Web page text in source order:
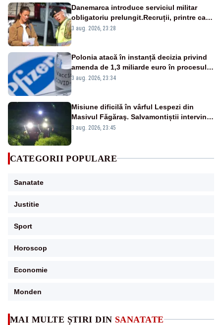
MAI MULTE ȘTIRI DIN SANATATE
Danemarca introduce serviciul militar
obligatoriu prelungit.Recruții, printre care
și prințesa Isabella, vor face 11 luni de
3 aug. 2026, 23:28
Polonia atacă în instanță decizia privind
amenda de 1,3 miliarde euro în procesul
cu Pfizer
3 aug. 2026, 23:34
Misiune dificilă în vârful Lespezi din
Masivul Făgăraş. Salvamontiștii intervin
pentru recuperarea a doi tineri
3 aug. 2026, 23:45
CATEGORII POPULARE
Sanatate
Justitie
Sport
Horoscop
Economie
Monden